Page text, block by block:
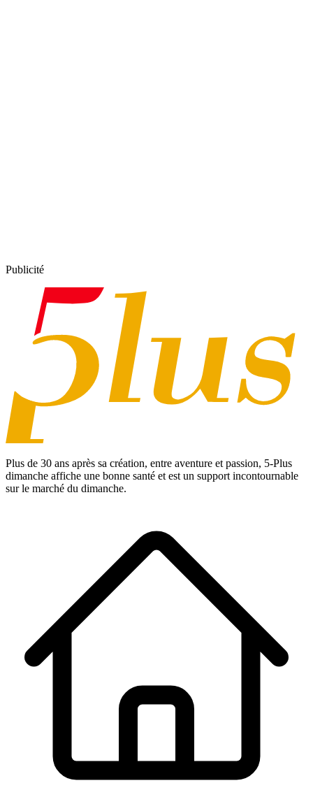
Publicité
Plus de 30 ans après sa création, entre aventure et passion, 5-Plus
dimanche affiche une bonne santé et est un support incontournable
sur le marché du dimanche.